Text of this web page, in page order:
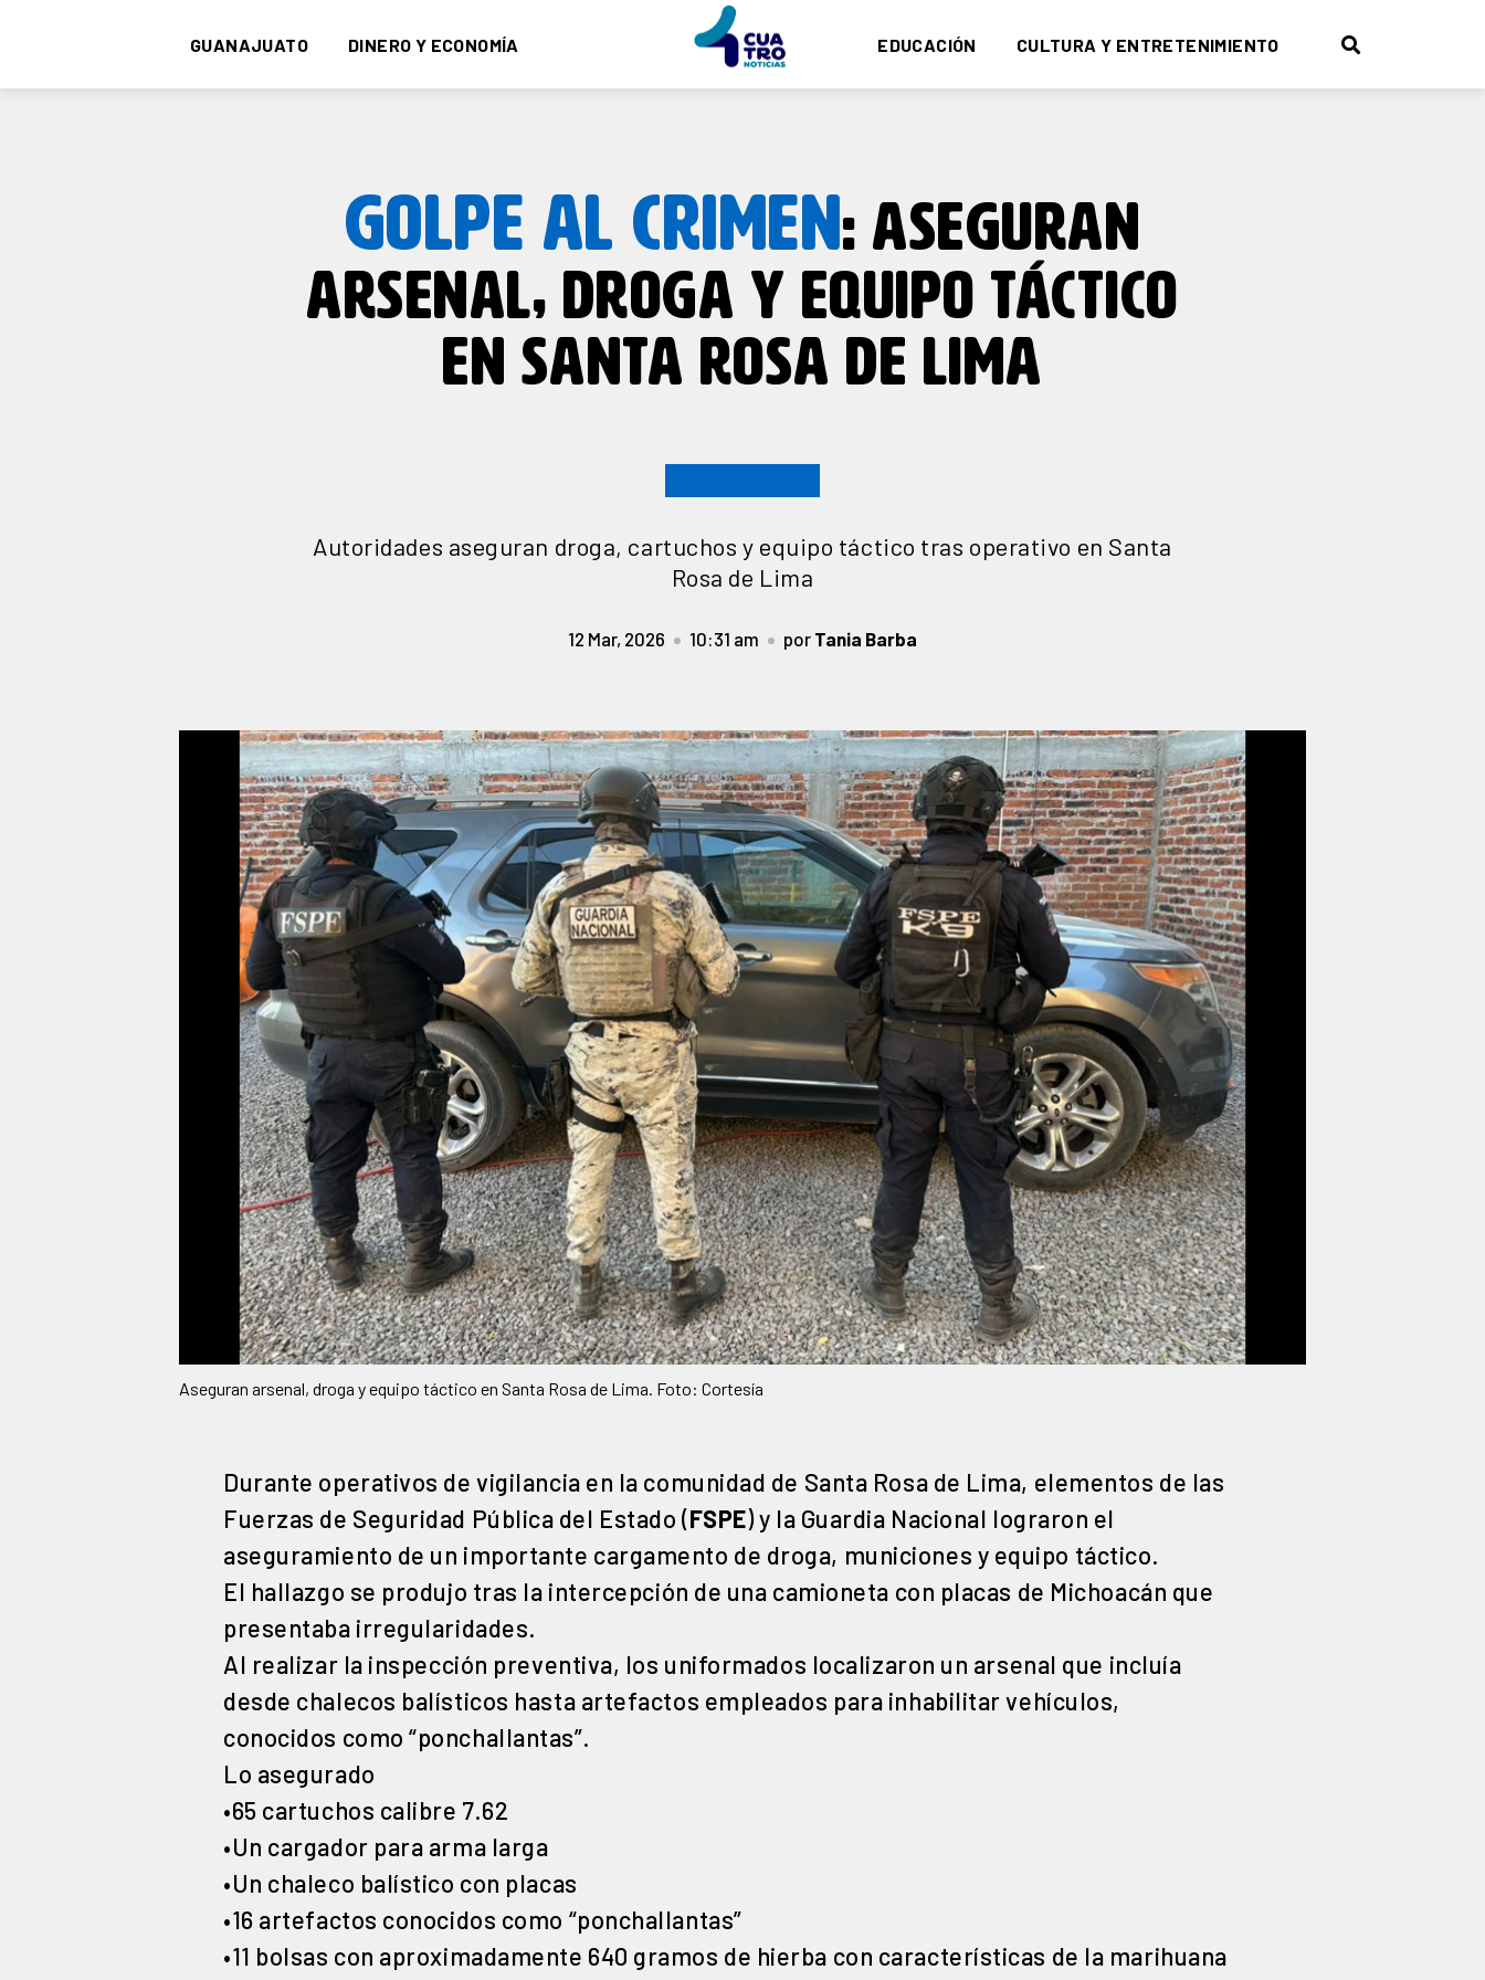
GUANAJUATO DINERO Y ECONOMÍA EDUCACIÓN CULTURA Y ENTRETENIMIENTO
GOLPE AL CRIMEN: ASEGURAN
ARSENAL, DROGA Y EQUIPO TÁCTICO
EN SANTA ROSA DE LIMA
Autoridades aseguran droga, cartuchos y equipo táctico tras operativo en Santa
Rosa de Lima
12 Mar, 2026 10:31 am por Tania Barba
Aseguran arsenal, droga y equipo táctico en Santa Rosa de Lima. Foto: Cortesía
Durante operativos de vigilancia en la comunidad de Santa Rosa de Lima, elementos de las
Fuerzas de Seguridad Pública del Estado (FSPE) y la Guardia Nacional lograron el
aseguramiento de un importante cargamento de droga, municiones y equipo táctico.
El hallazgo se produjo tras la intercepción de una camioneta con placas de Michoacán que
presentaba irregularidades.
Al realizar la inspección preventiva, los uniformados localizaron un arsenal que incluía
desde chalecos balísticos hasta artefactos empleados para inhabilitar vehículos,
conocidos como “ponchallantas”.
Lo asegurado
•65 cartuchos calibre 7.62
•Un cargador para arma larga
•Un chaleco balístico con placas
•16 artefactos conocidos como “ponchallantas”
•11 bolsas con aproximadamente 640 gramos de hierba con características de la marihuana